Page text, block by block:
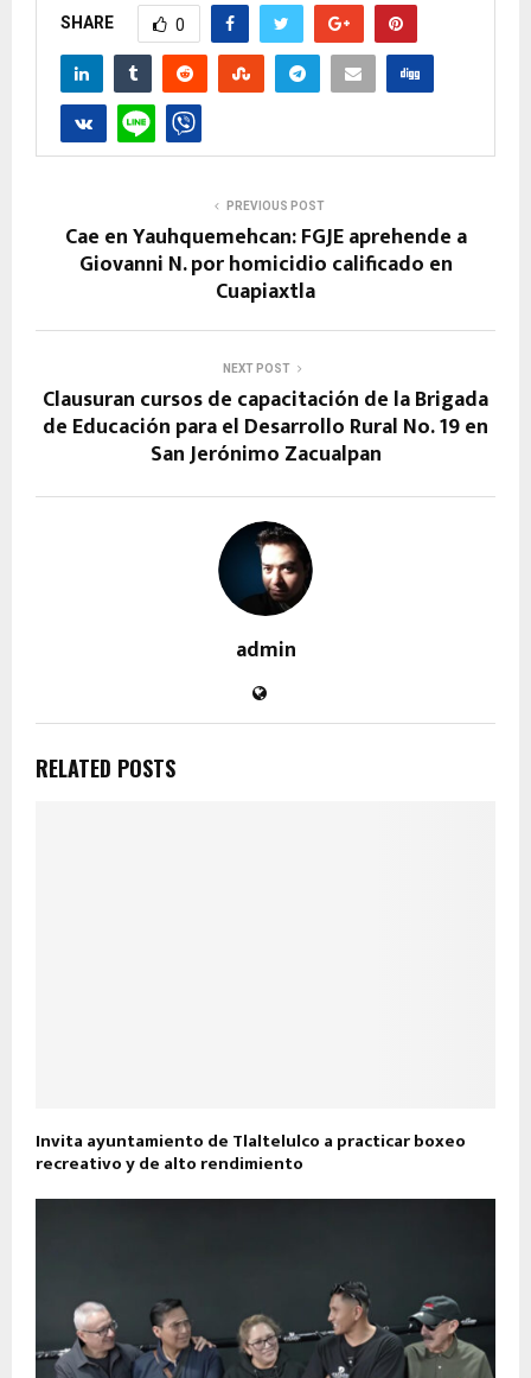
SHARE 0
PREVIOUS POST
Cae en Yauhquemehcan: FGJE aprehende a
Giovanni N. por homicidio calificado en
Cuapiaxtla
NEXT POST
Clausuran cursos de capacitación de la Brigada
de Educación para el Desarrollo Rural No. 19 en
San Jerónimo Zacualpan
admin
RELATED POSTS
Invita ayuntamiento de Tlaltelulco a practicar boxeo
recreativo y de alto rendimiento